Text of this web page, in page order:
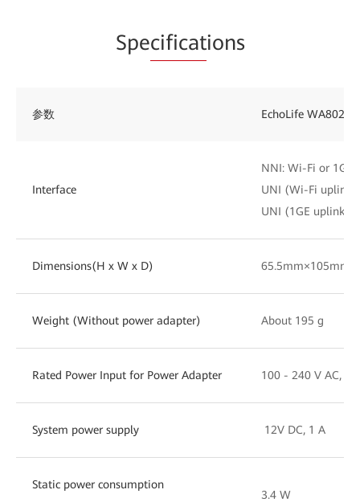
Specifications
参数 EchoLife
Interface
NNI: Wi-Fi or 1GE
UNI (Wi-Fi uplink):
UNI (1GE uplink):
Dimensions(H x W x D)
Weight (Without power adapter) About 195 g
Rated Power Input for Power Adapter 100 - 240 V AC,
System power supply 12V DC, 1 A
Static power consumption
3.4 W